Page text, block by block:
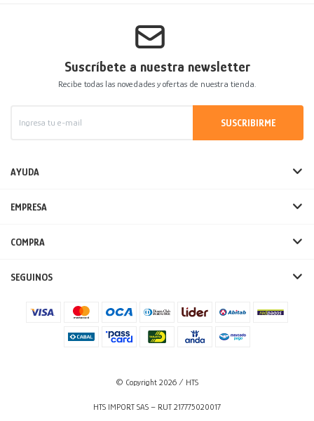
Suscríbete a nuestra newsletter
Recibe todas las novedades y ofertas de nuestra tienda.
SUSCRIBIRME
AYUDA
EMPRESA
COMPRA
SEGUINOS
© Copyright 2026 / HTS
HTS IMPORT SAS – RUT 217775020017